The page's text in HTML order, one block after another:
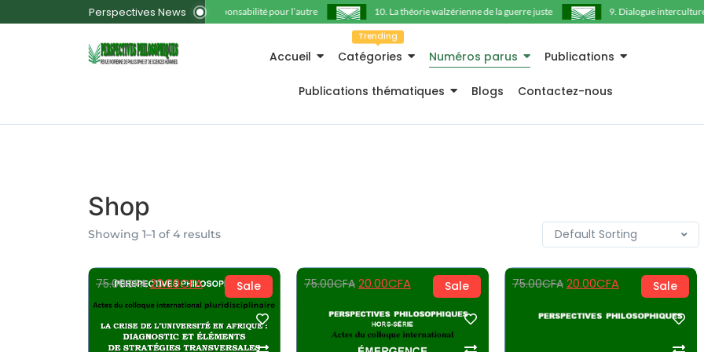
Perspectives News11. La responsabilité pour l’autre 10. La théorie walzérienne de la guerre juste 9. Dialogue interculturel
Accueil Catégories
Trending
Numéros parus Publications
Publications thématiques Blogs Contactez-nous
Shop
Showing 1–1 of 4 results
Sale
75.00CFA 20.00CFA Sale
75.00CFA 20.00CFA Sale
75.00CFA 20.00CFA